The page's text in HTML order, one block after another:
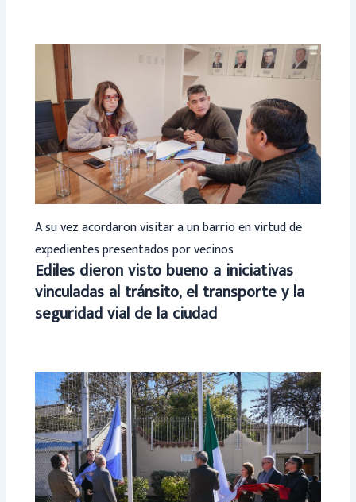
A su vez acordaron visitar a un barrio en virtud de
expedientes presentados por vecinos
Ediles dieron visto bueno a iniciativas
vinculadas al tránsito, el transporte y la
seguridad vial de la ciudad